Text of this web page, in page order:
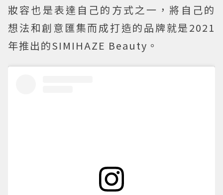
妝容也是表達自己的方式之一，將自己的
想法和創意匯集而成打造的品牌就是2021
年推出的SIMIHAZE Beauty。